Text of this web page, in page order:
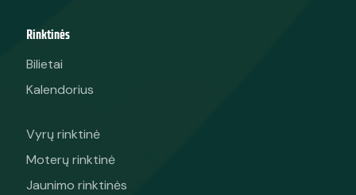
Rinktinės
Bilietai
Kalendorius
Vyrų rinktinė
Moterų rinktinė
Jaunimo rinktinės